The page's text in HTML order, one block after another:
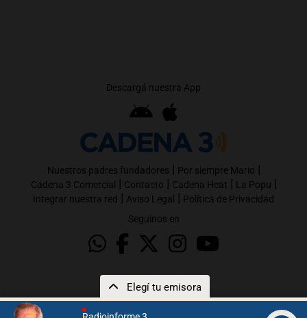
Elegí tu emisora
Descargá nuestra App
Nuestros padres fundadores | Por siempre Mario |
Cadena 3 Comercial | Contacto | Cadena Heat | La Popu |
Integrar nuestra red | Aviso Legal | Política de Privacidad
Seguinos en